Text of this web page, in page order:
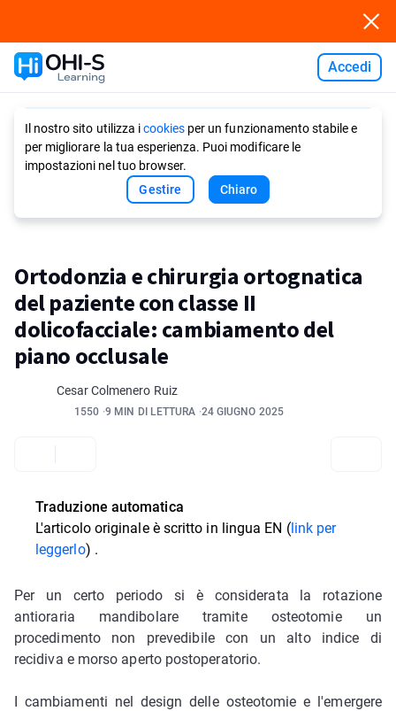
Accedi
Il nostro sito utilizza icookies per un funzionamento stabile e
per migliorare la tua esperienza. Puoi modificare le
impostazioni nel tuo browser.
Gestire
Chiaro
Ortodonzia e chirurgia ortognatica
del paziente con classe II
dolicofacciale: cambiamento del
piano occlusale
Cesar Colmenero Ruiz
1550 9 MIN DI LETTURA 24 GIUGNO 2025
Traduzione automatica
L'articolo originale è scritto in lingua EN (link per
leggerlo) .
Per un certo periodo si è considerata la rotazione
antioraria mandibolare tramite osteotomie un
procedimento non prevedibile con un alto indice di
recidiva e morso aperto postoperatorio.
I cambiamenti nel design delle osteotomie e l'emergere